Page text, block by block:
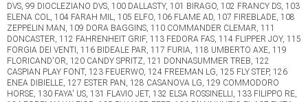
DVS, 99 DIOCLEZIANO DVS, 100 DALLASTY, 101 BIRAGO, 102 FRANCY DS, 103
ELENA COL, 104 FARAH MIL, 105 ELFO, 106 FLAME AD, 107 FIREBLADE, 108
ZEPPELIN MAN, 109 DORA BAGGINS, 110 COMMANDER CLEMAR, 111
DONCASTER, 112 FAHRENHEIT GRIF, 113 FEDORA FAS, 114 FLIPPER JOY, 115
FORGIA DEI VENTI, 116 BIDEALE PAR, 117 FURIA, 118 UMBERTO AXE, 119
FLORICAND'OR, 120 CANDY SPRITZ, 121 DONNASUMMER TREB, 122
CASPIAN PLAY FONT, 123 FEUERWO, 124 FREEMAN LG, 125 FLY STEP, 126
ENEA DIBIELLE, 127 ESTER PAN, 128 CASANOVA LG, 129 COMMODORO
HORSE, 130 FAYA' US, 131 FLAVIO JET, 132 ELSA ROSSINELLI, 133 FILIPPO RE,